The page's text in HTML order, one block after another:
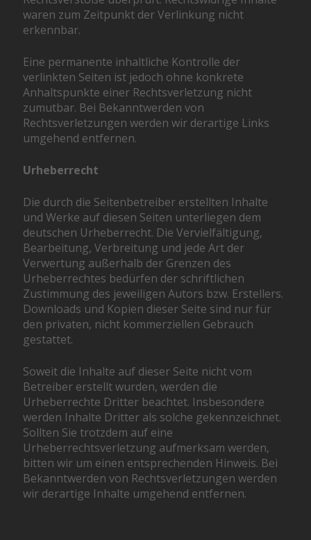
waren zum Zeitpunkt der Verlinkung nicht
erkennbar.
Eine permanente inhaltliche Kontrolle der
verlinkten Seiten ist jedoch ohne konkrete
Anhaltspunkte einer Rechtsverletzung nicht
zumutbar. Bei Bekanntwerden von
Rechtsverletzungen werden wir derartige Links
umgehend entfernen.
Urheberrecht
Die durch die Seitenbetreiber erstellten Inhalte
und Werke auf diesen Seiten unterliegen dem
deutschen Urheberrecht. Die Vervielfältigung,
Bearbeitung, Verbreitung und jede Art der
Verwertung außerhalb der Grenzen des
Urheberrechtes bedürfen der schriftlichen
Zustimmung des jeweiligen Autors bzw. Erstellers.
Downloads und Kopien dieser Seite sind nur für
den privaten, nicht kommerziellen Gebrauch
gestattet.
Soweit die Inhalte auf dieser Seite nicht vom
Betreiber erstellt wurden, werden die
Urheberrechte Dritter beachtet. Insbesondere
werden Inhalte Dritter als solche gekennzeichnet.
Sollten Sie trotzdem auf eine
Urheberrechtsverletzung aufmerksam werden,
bitten wir um einen entsprechenden Hinweis. Bei
Bekanntwerden von Rechtsverletzungen werden
wir derartige Inhalte umgehend entfernen.